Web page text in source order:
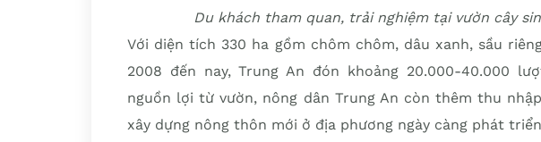
Du khách tham quan, trải nghiệm tại vườn cây
Với diện tích 330 ha gồm chôm chôm, dâu xanh, sầu
2008 đến nay, Trung An đón khoảng 20.000-40.000
nguồn lợi từ vườn, nông dân Trung An còn thêm thu
xây dựng nông thôn mới ở địa phương ngày càng phát